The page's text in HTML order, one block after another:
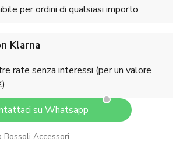
per ordini di qualsiasi importo
Klarna
rate senza interessi (per un valore
su Whatsapp
Bossoli Accessori